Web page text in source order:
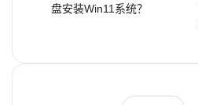
盘安装Win11系统？